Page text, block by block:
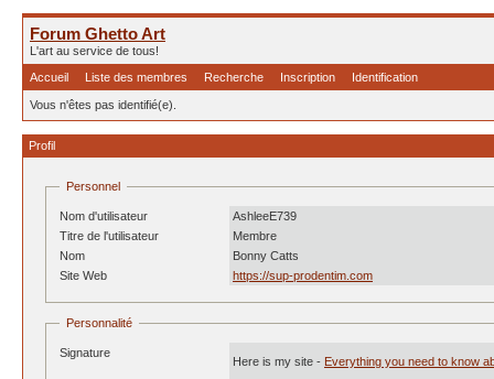
Forum Ghetto Art
L'art au service de tous!
Accueil
Liste des membres Recherche Inscription Identification
Vous n'êtes pas identifié(e).
Profil
Personnel
Nom d'utilisateur
AshleeE739
Titre de l'utilisateur
Membre
Nom
Bonny Catts
Site Web
https://sup-prodentim.com
Personnalité
Signature
Here is my site - Everything you need to know